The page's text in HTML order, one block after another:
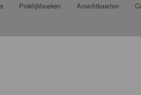
Praktijkboeken Ansichtkaarten